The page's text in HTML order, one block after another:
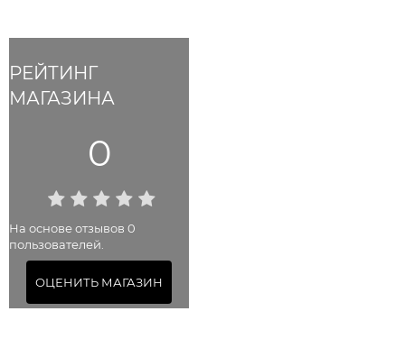
РЕЙТИНГ
МАГАЗИНА
0
На основе отзывов 0
пользователей.
ОЦЕНИТЬ МАГАЗИН